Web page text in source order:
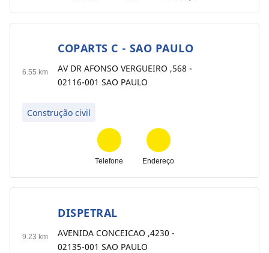
6.55 km
COPARTS C - SAO PAULO
AV DR AFONSO VERGUEIRO ,568 -
02116-001 SAO PAULO
Construção civil
Telefone Endereço
9.23 km
DISPETRAL
AVENIDA CONCEICAO ,4230 -
02135-001 SAO PAULO